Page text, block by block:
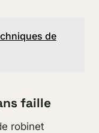
de
faille
robinet